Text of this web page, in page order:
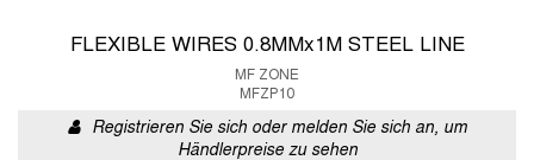
FLEXIBLE WIRES 0.8MMx1M STEEL LINE
MF ZONE
MFZP10
Registrieren Sie sich oder melden Sie sich an, um
Händlerpreise zu sehen